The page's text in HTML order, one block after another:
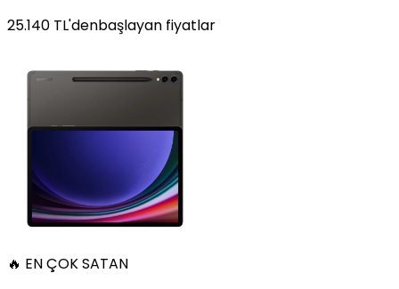
25.140 TL'denbaşlayan fiyatlar
🔥 EN ÇOK SATAN